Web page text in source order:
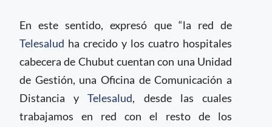
En este sentido, expresó que “la red de
Telesalud ha crecido y los cuatro hospitales
cabecera de Chubut cuentan con una Unidad
de Gestión, una Oficina de Comunicación a
Distancia yTelesalud, desde las cuales
trabajamos en red con el resto de los